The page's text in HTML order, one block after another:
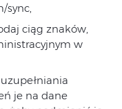
sync,
ciąg znaków,
w
uzupełniania
je na dane